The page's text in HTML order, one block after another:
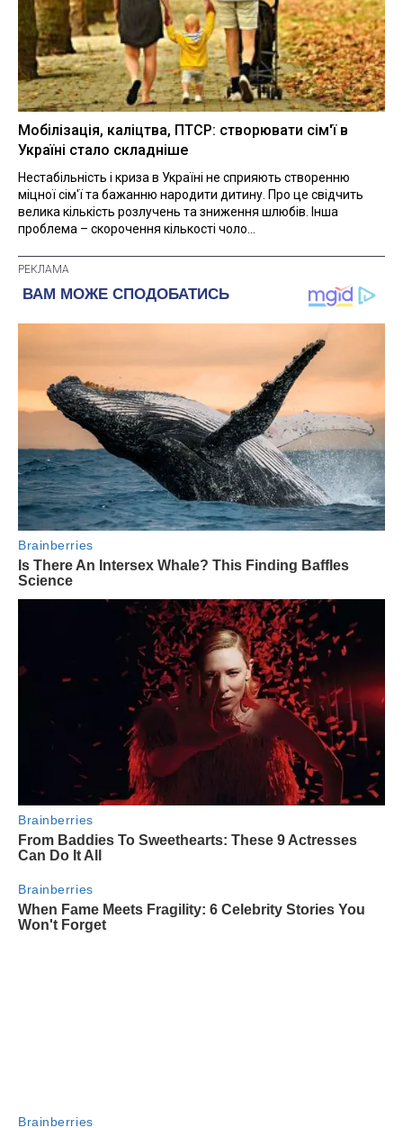
Мобілізація, каліцтва, ПТСР: створювати сім'ї в
Україні стало складніше
Нестабільність і криза в Україні не сприяють створенню
міцної сім'ї та бажанню народити дитину. Про це свідчить
велика кількість розлучень та зниження шлюбів. Інша
проблема – скорочення кількості чоло...